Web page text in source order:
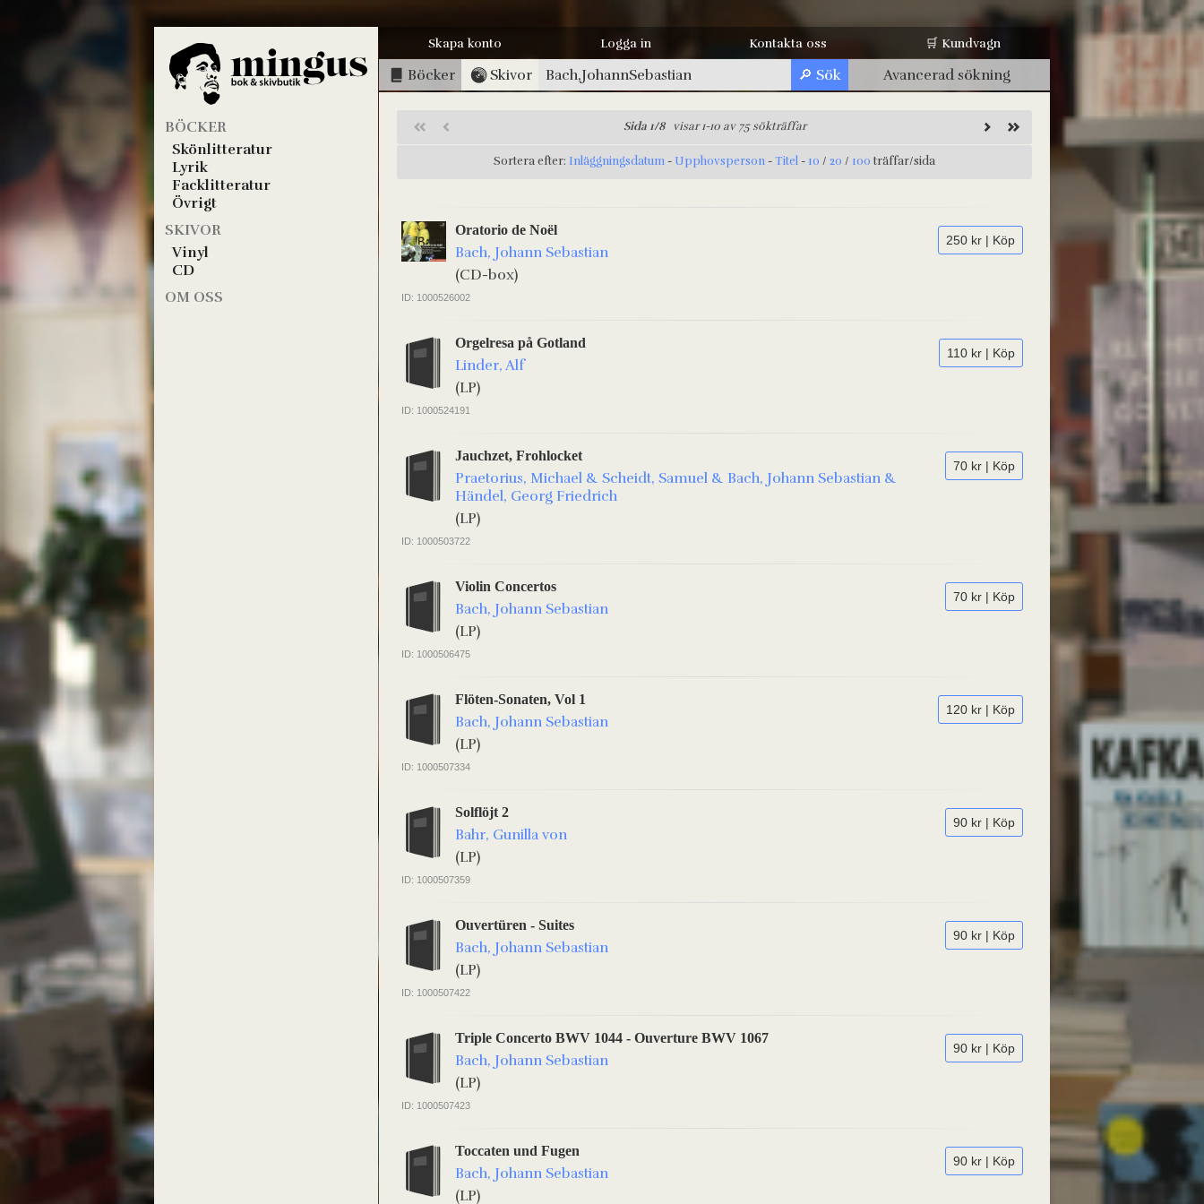
BÖCKER
Skönlitteratur
Lyrik
Facklitteratur
Övrigt
SKIVOR
Vinyl
CD
OM OSS
Skapa konto Logga in Kontakta oss 🛒 Kundvagn
Böcker Skivor Avancerad sökning
Sida 1/8visar 1-10 av 75 sökträffar
Sortera efter: Inläggningsdatum - Upphovsperson -Titel - 10 / 20 / 100 träffar/sida
250 kr | Köp
Oratorio de Noël
Bach, Johann Sebastian
(CD-box)
ID: 1000526002
110 kr | Köp
Orgelresa på Gotland
Linder, Alf
(LP)
ID: 1000524191
70 kr | Köp
Jauchzet, Frohlocket
Praetorius, Michael & Scheidt, Samuel & Bach, Johann Sebastian &
Händel, Georg Friedrich
(LP)
ID: 1000503722
70 kr | Köp
Violin Concertos
Bach, Johann Sebastian
(LP)
ID: 1000506475
120 kr | Köp
Flöten-Sonaten, Vol 1
Bach, Johann Sebastian
(LP)
ID: 1000507334
90 kr | Köp
Solflöjt 2
Bahr, Gunilla von
(LP)
ID: 1000507359
90 kr | Köp
Ouvertüren - Suites
Bach, Johann Sebastian
(LP)
ID: 1000507422
90 kr | Köp
Triple Concerto BWV 1044 - Ouverture BWV 1067
Bach, Johann Sebastian
(LP)
ID: 1000507423
90 kr | Köp
Toccaten und Fugen
Bach, Johann Sebastian
(LP)